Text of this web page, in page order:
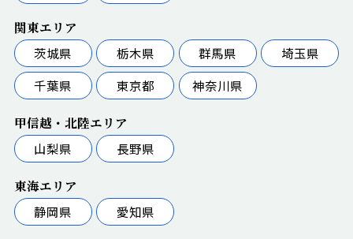
関東エリア
茨城県
栃木県 群馬県
埼玉県
千葉県
東京都 神奈川県
甲信越・北陸エリア
山梨県
長野県
東海エリア
静岡県
愛知県